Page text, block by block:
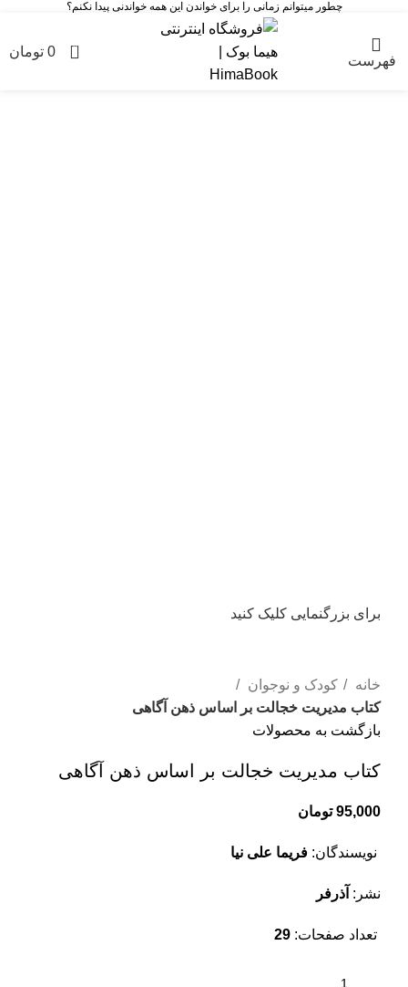
چطور میتوانم زمانی را برای خواندن این همه خواندنی پیدا نکنم؟
فهرست
0
0 تومان
برای بزرگنمایی کلیک کنید
خانه
کودک و نوجوان
کتاب مدیریت خجالت بر اساس ذهن آگاهی
بازگشت به محصولات
کتاب مدیریت خجالت بر اساس ذهن آگاهی
95,000 تومان
نویسندگان: فریما علی نیا
نشر: آذرفر
تعداد صفحات: